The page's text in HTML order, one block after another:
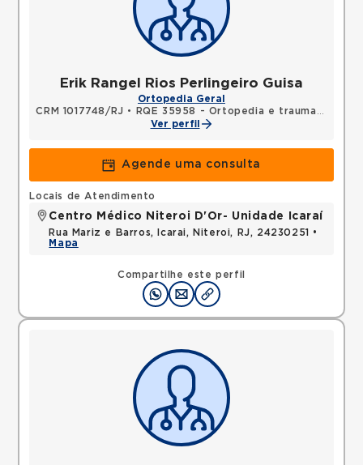
Erik Rangel Rios Perlingeiro Guisa
Ortopedia Geral
CRM 1017748/RJ •
RQE 35958 - Ortopedia e traumatologia
Ver perfil
Agende uma consulta
Compartilhe este perfil
Locais de Atendimento
Centro Médico Niteroi D'Or- Unidade Icaraí
Rua Mariz e Barros, Icarai, Niteroi, RJ, 24230251 •
Mapa